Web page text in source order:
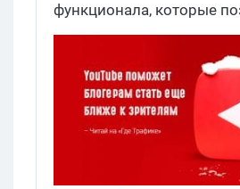
геотеги
функционала, которые
блогерам и их зрителям
взаимодействовать
режиме реального